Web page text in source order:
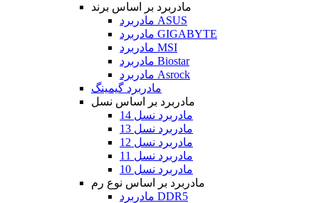
مادربرد بر اساس برند
مادربرد ASUS
مادربرد GIGABYTE
مادربرد MSI
مادربرد Biostar
مادربرد Asrock
مادربرد گیمینگ
مادربرد بر اساس نسل
مادربرد نسل 14
مادربرد نسل 13
مادربرد نسل 12
مادربرد نسل 11
مادربرد نسل 10
مادربرد بر اساس نوع رم
مادربرد DDR5